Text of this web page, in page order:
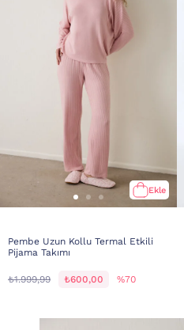
Ekle
Pembe Uzun Kollu Termal Etkili
Pijama Takımı
₺1.999,99 ₺600,00 %70